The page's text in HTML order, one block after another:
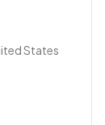
States